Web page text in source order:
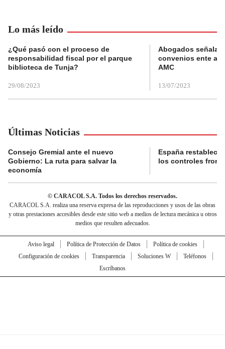
Lo más leído
¿Qué pasó con el proceso de
responsabilidad fiscal por el parque
biblioteca de Tunja?
29/08/2023
Abogados
convenios ente
AMC
13/07/2023
Últimas Noticias
Consejo Gremial ante el nuevo
Gobierno: La ruta para salvar la
economía
España restablece
los controles
© CARACOL S.A. Todos los derechos reservados.
CARACOL S.A. realiza una reserva expresa de las reproducciones y usos de las obras
y otras prestaciones accesibles desde este sitio web a medios de lectura mecánica u otros
medios que resulten adecuados.
Aviso legal Política de Protección de Datos
Política de cookies
Configuración de cookies
Transparencia Soluciones W
Teléfonos
Escríbanos